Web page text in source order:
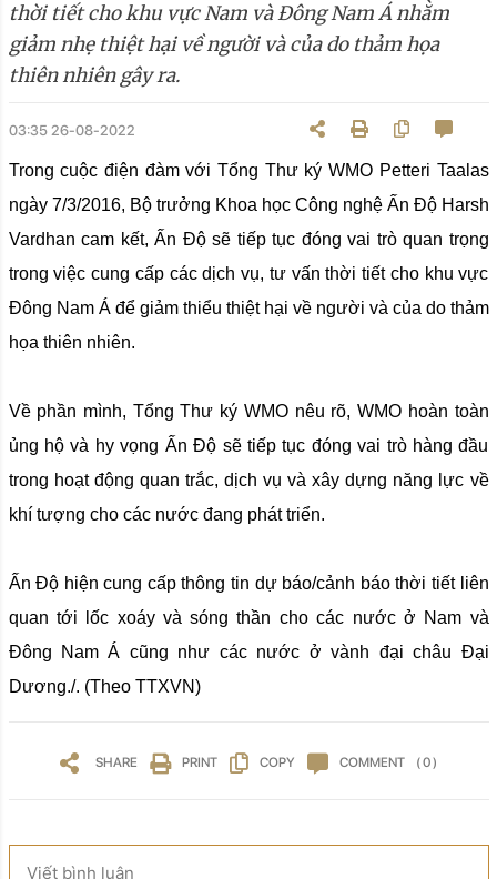
thời tiết cho khu vực Nam và Đông Nam Á nhằm
giảm nhẹ thiệt hại về người và của do thảm họa
thiên nhiên gây ra.
03:35 26-08-2022
Trong cuộc điện đàm với Tổng Thư ký WMO Petteri Taalas
ngày 7/3/2016, Bộ trưởng Khoa học Công nghệ Ấn Độ Harsh
Vardhan cam kết, Ấn Độ sẽ tiếp tục đóng vai trò quan trọng
trong việc cung cấp các dịch vụ, tư vấn thời tiết cho khu vực
Đông Nam Á để giảm thiểu thiệt hại về người và của do thảm
họa thiên nhiên.
Về phần mình, Tổng Thư ký WMO nêu rõ, WMO hoàn toàn
ủng hộ và hy vọng Ấn Độ sẽ tiếp tục đóng vai trò hàng đầu
trong hoạt động quan trắc, dịch vụ và xây dựng năng lực về
khí tượng cho các nước đang phát triển.
Ấn Độ hiện cung cấp thông tin dự báo/cảnh báo thời tiết liên
quan tới lốc xoáy và sóng thần cho các nước ở Nam và
Đông Nam Á cũng như các nước ở vành đại châu Đại
Dương./. (Theo TTXVN)
SHARE PRINT COPY COMMENT ( 0 )
Viết bình luận